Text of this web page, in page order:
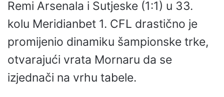
Remi Arsenala i Sutjeske (1:1) u 33.
kolu Meridianbet 1. CFL drastično je
promijenio dinamiku šampionske trke,
otvarajući vrata Mornaru da se
izjednači na vrhu tabele.